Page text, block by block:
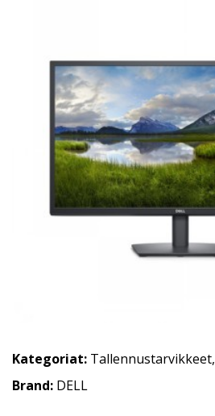
Kategoriat: Tallennustarvikkeet,
Brand: DELL